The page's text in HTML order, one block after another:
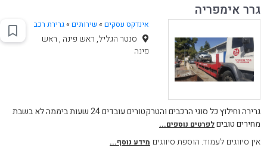
גרר אימפריה
אינדקס עסקים » שירותים»גרירת רכב
סנטר הגליל, ראש פינה , ראש
פינה
גרירה וחילוץ כל סוגי הרכבים והטרקטורים עובדים 24 שעות ביממה לא בשבת
מחירים טוביםלפרטים נוספים...
אין סיווגים לעמוד. הוספת סיווגים מידע נוסף...